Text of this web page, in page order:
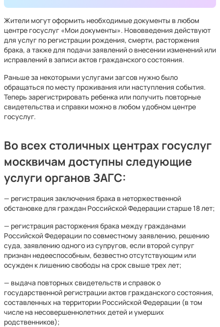
Жители могут оформить необходимые документы в любом
центре госуслуг «Мои документы». Нововведения действуют
для услуг по регистрации рождения, смерти, расторжения
брака, а также для подачи заявлений о внесении изменений или
исправлений в записи актов гражданского состояния.
Раньше за некоторыми услугами загсов нужно было
обращаться по месту проживания или наступления события.
Теперь зарегистрировать ребенка или получить повторные
свидетельства и справки можно в любом удобном центре
госуслуг.
Во всех столичных центрах госуслуг
москвичам доступны следующие
услуги органов ЗАГС:
— регистрация заключения брака в неторжественной
обстановке для граждан Российской Федерации старше 18 лет;
— регистрация расторжения брака между гражданами
Российской Федерации по совместному заявлению, решению
суда, заявлению одного из супругов, если второй супруг
признан недееспособным, безвестно отсутствующим или
осужден к лишению свободы на срок свыше трех лет;
— выдача повторных свидетельств и справок о
государственной регистрации актов гражданского состояния,
составленных на территории Российской Федерации (в том
числе на несовершеннолетних детей и умерших
родственников);